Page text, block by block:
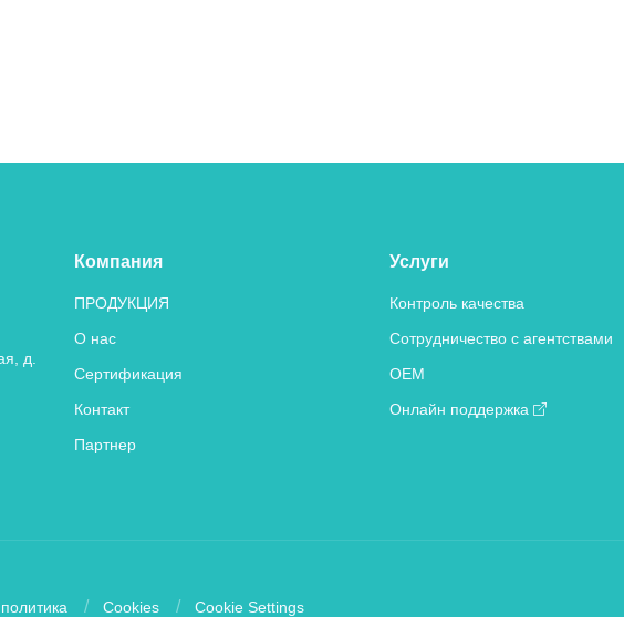
д.
Компания
ПРОДУКЦИЯ
О нас
Сертификация
Контакт
Партнер
Услуги
Контроль качества
Сотрудничество с агентствами
OEM
Онлайн поддержка
Cookies Cookie Settings